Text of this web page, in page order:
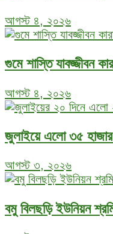
আগস্ট ৪, ২০২৬
গুমে শাস্তি যাবজ্জীবন
আগস্ট ৪, ২০২৬
জুলাইয়ে এলো ৩৫ হাজার
আগস্ট ৩, ২০২৬
বমু বিলছড়ি ইউনিয়ন